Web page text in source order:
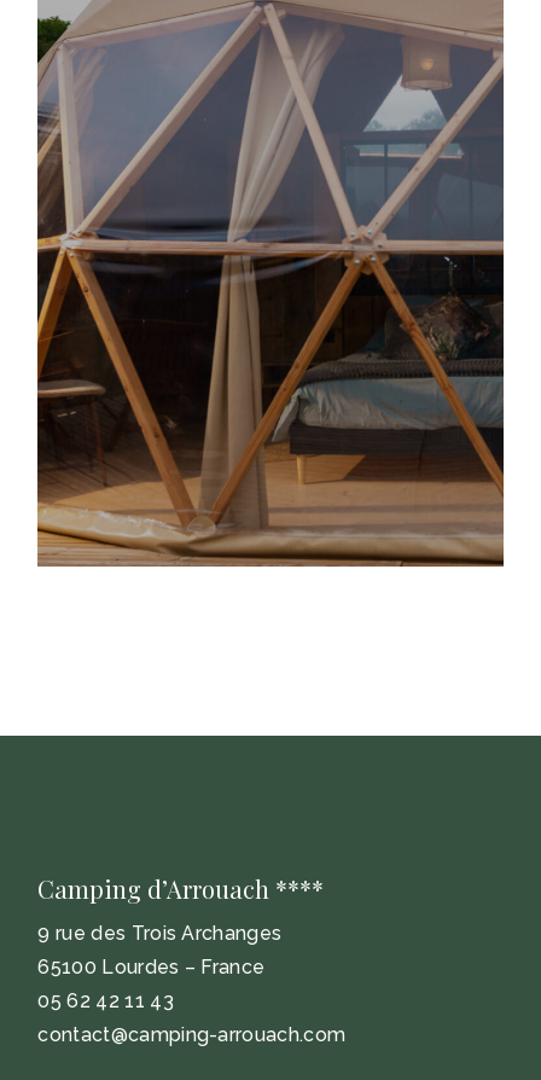
Camping d’Arrouach ****
9 rue des Trois Archanges
65100 Lourdes – France
05 62 42 11 43
contact@camping-arrouach.com